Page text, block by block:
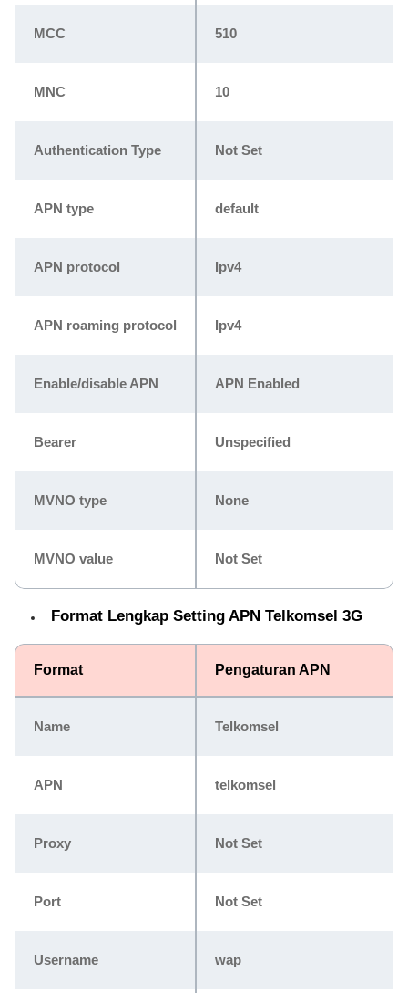
MCC 510
MNC 10
Authentication Type Not Set
APN type default
APN protocol Ipv4
APN roaming protocol Ipv4
Enable/disable APN APN Enabled
Bearer Unspecified
MVNO type None
MVNO value Not Set
Format Lengkap Setting APN Telkomsel 3G
Format Pengaturan APN
Name Telkomsel
APN telkomsel
Proxy Not Set
Port Not Set
Username wap